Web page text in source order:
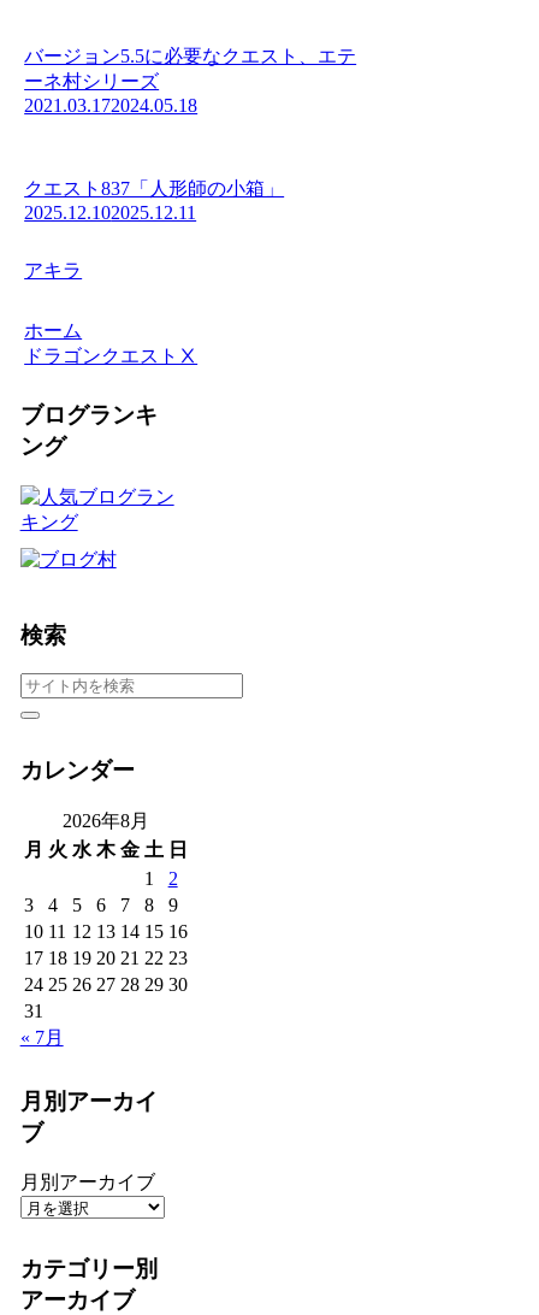
バージョン5.5に必要なクエスト、エテ
ーネ村シリーズ
2021.03.172024.05.18
クエスト837「人形師の小箱」
2025.12.102025.12.11
アキラ
ホーム
ドラゴンクエストⅩ
ブログランキ
ング
検索
カレンダー
2026年8月
月 火 水 木 金 土 日
1
2
3
4 5 6 7 8
9
10 11 12 13 14 15 16
17 18 19 20 21 22 23
24 25 26 27 28 29 30
31
« 7月
月別アーカイ
ブ
月別アーカイブ
カテゴリー別
アーカイブ